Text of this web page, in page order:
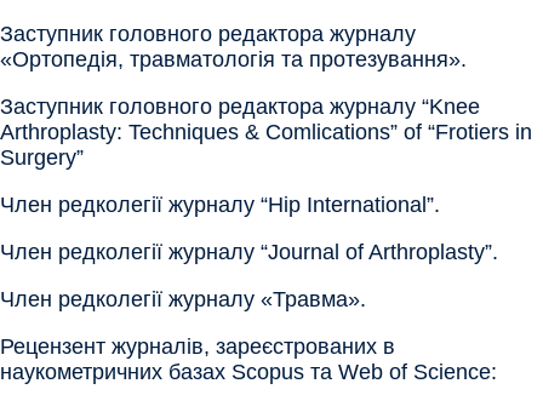
Заступник головного редактора журналу
«Ортопедія, травматологія та протезування».
Заступник головного редактора журналу “Knee
Arthroplasty: Techniques & Comlications” of “Frotiers in
Surgery”
Член редколегії журналу “Hip International”.
Член редколегії журналу “Journal of Arthroplasty”.
Член редколегії журналу «Травма».
Рецензент журналів, зареєстрованих в
наукометричних базах Scopus та Web of Science: